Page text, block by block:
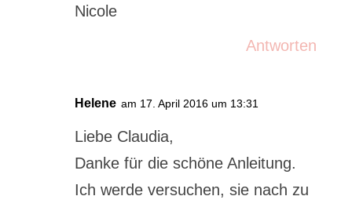
Nicole
Antworten
Helene am 17. April 2016 um 13:31
Liebe Claudia,
Danke für die schöne Anleitung.
Ich werde versuchen, sie nach zu